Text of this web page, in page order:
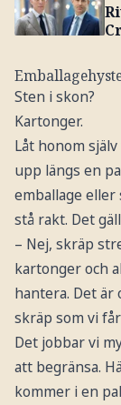
Sten i skon?
Kartonger.
Låt honom
upp längs en
emballage eller
stå rakt. Det
– Nej, skräp
kartonger och
hantera. Det är
skräp som vi
Det jobbar vi
att begränsa.
kommer i en